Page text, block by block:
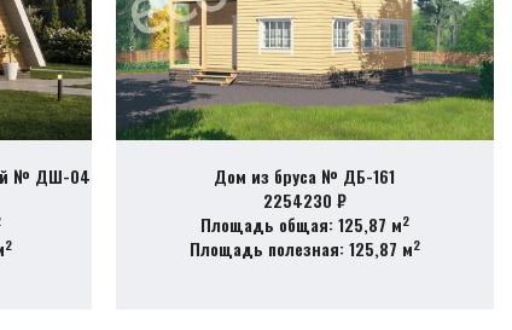
№ ДШ-04
2
Дом из бруса № ДБ-161
2254230 ₽
Площадь общая: 125,87 м2
Площадь полезная: 125,87 м2